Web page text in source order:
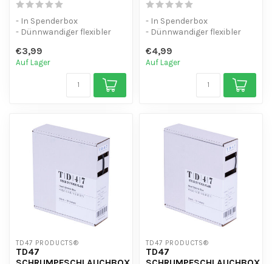
- In Spenderbox
- Dünnwandiger flexibler
- UV-beständig
€3,99
Auf Lager
- In Spenderbox
- Dünnwandiger flexibler
- UV-beständig
€4,99
Auf Lager
TD47 PRODUCTS®
TD47
TD47 PRODUCTS®
TD47